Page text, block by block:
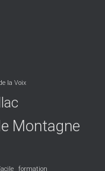
la Voix
Montagne
formation